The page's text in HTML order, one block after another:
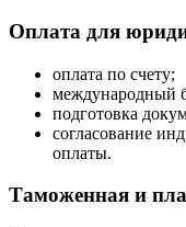
Оплата для
оплата по счету;
международный
подготовка
согласование
оплаты.
Таможенная и